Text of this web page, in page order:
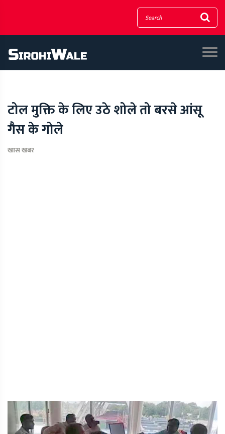
टोल मुक्ति के लिए उठे शोले तो बरसे आंसू
गैस के गोले
खास खबर